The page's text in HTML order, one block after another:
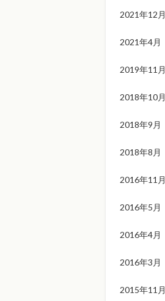
2021年12月
2021年4月
2019年11月
2018年10月
2018年9月
2018年8月
2016年11月
2016年5月
2016年4月
2016年3月
2015年11月